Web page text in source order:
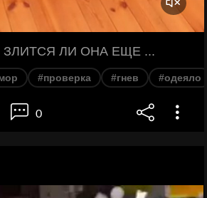
ЗЛИТСЯ ЛИ ОНА ЕЩЕ ...
#проверка #гнев #одеяло
0